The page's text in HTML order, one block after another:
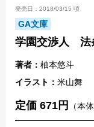
発売日：2018/03/15 頃
GA文庫
学園交渉人 法
著者： 柚本悠斗
イラスト： 米山舞
定価 671円 （本